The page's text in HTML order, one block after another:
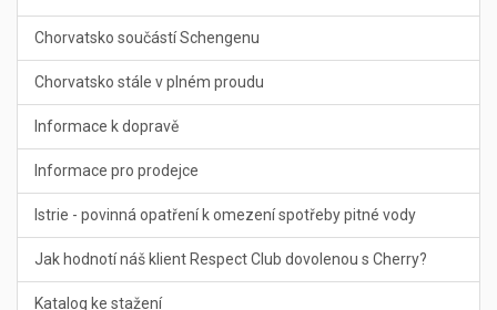
Chorvatsko součástí Schengenu
Chorvatsko stále v plném proudu
Informace k dopravě
Informace pro prodejce
Istrie - povinná opatření k omezení spotřeby pitné vody
Jak hodnotí náš klient Respect Club dovolenou s Cherry?
Katalog ke stažení